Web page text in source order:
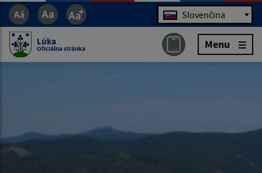
Jazyk Slovenčina
Lúka
Oficiálna stránka Menu